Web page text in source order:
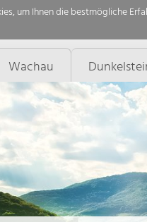
um Ihnen die bestmögliche
Wachau